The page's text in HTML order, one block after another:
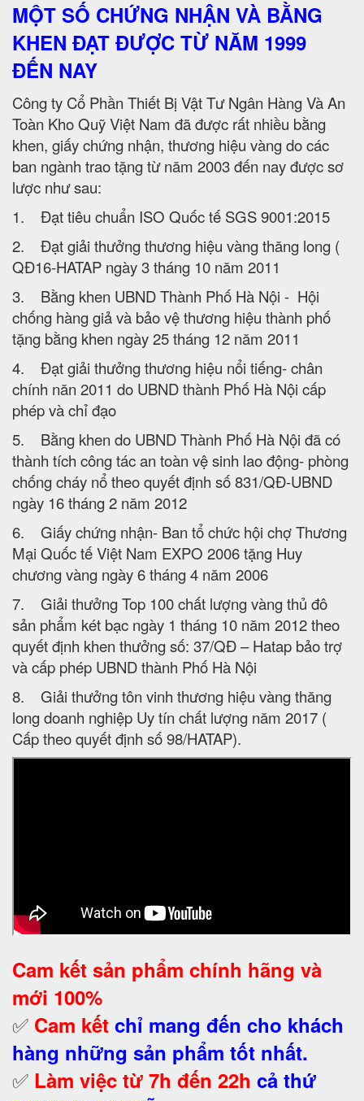
MỘT SỐ CHỨNG NHẬN VÀ BẰNG
KHEN ĐẠT ĐƯỢC TỪ NĂM 1999
ĐẾN NAY
Công ty Cổ Phần Thiết Bị Vật Tư Ngân Hàng Và An
Toàn Kho Quỹ Việt Nam đã được rất nhiều bằng
khen, giấy chứng nhận, thương hiệu vàng do các
ban ngành trao tặng từ năm 2003 đến nay được sơ
lược như sau:
1. Đạt tiêu chuẩn ISO Quốc tế SGS 9001:2015
2. Đạt giải thưởng thương hiệu vàng thăng long (
QĐ16-HATAP ngày 3 tháng 10 năm 2011
3. Bằng khen UBND Thành Phố Hà Nội - Hội
chống hàng giả và bảo vệ thương hiệu thành phố
tặng bằng khen ngày 25 tháng 12 năm 2011
4. Đạt giải thưởng thương hiệu nổi tiếng- chân
chính năn 2011 do UBND thành Phố Hà Nội cấp
phép và chỉ đạo
5. Bằng khen do UBND Thành Phố Hà Nội đã có
thành tích công tác an toàn vệ sinh lao động- phòng
chống cháy nổ theo quyết định số 831/QĐ-UBND
ngày 16 tháng 2 năm 2012
6. Giấy chứng nhận- Ban tổ chức hội chợ Thương
Mại Quốc tế Việt Nam EXPO 2006 tặng Huy
chương vàng ngày 6 tháng 4 năm 2006
7. Giải thưởng Top 100 chất lượng vàng thủ đô
sản phẩm két bạc ngày 1 tháng 10 năm 2012 theo
quyết định khen thưởng số: 37/QĐ – Hatap bảo trợ
và cấp phép UBND thành Phố Hà Nội
8. Giải thưởng tôn vinh thương hiệu vàng thăng
long doanh nghiệp Uy tín chất lượng năm 2017 (
Cấp theo quyết định số 98/HATAP).
Cam kết sản phẩm chính hãng và
mới 100%
✅ Cam kết chỉ mang đến cho khách
hàng những sản phẩm tốt nhất.
✅ Làm việc từ 7h đến 22h cả thứ